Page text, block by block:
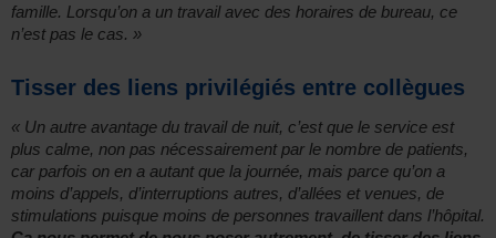
famille. Lorsqu’on a un travail avec des horaires de bureau, ce
n’est pas le cas. »
Tisser des liens privilégiés entre collègues
« Un autre avantage du travail de nuit, c’est que le service est
plus calme, non pas nécessairement par le nombre de patients,
car parfois on en a autant que la journée, mais parce qu’on a
moins d’appels, d’interruptions autres, d’allées et venues, de
stimulations puisque moins de personnes travaillent dans l’hôpital.